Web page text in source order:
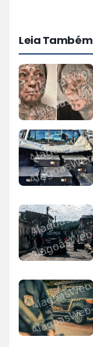
Leia Também